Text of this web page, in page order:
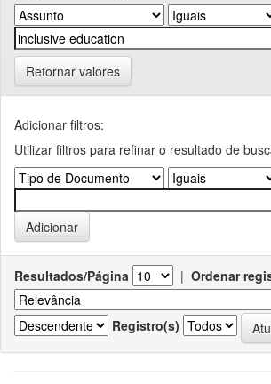
Retornar valores
Adicionar filtros:
Utilizar filtros para refinar o resultado de
Resultados/Página | Ordenar
Registro(s)